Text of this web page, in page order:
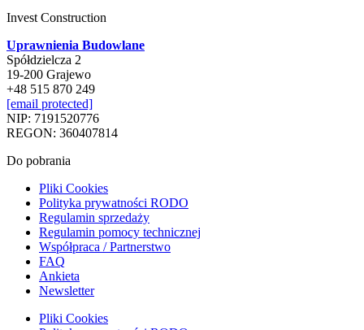
Invest Construction
Uprawnienia Budowlane
Spółdzielcza 2
19-200 Grajewo
+48 515 870 249
[email protected]
NIP: 7191520776
REGON: 360407814
Do pobrania
Pliki Cookies
Polityka prywatności RODO
Regulamin sprzedaży
Regulamin pomocy technicznej
Współpraca / Partnerstwo
FAQ
Ankieta
Newsletter
Pliki Cookies